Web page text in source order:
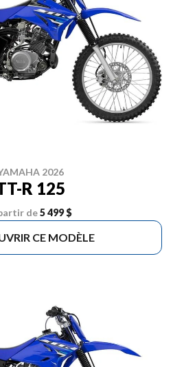
2026
R 125
de5 499 $
CE MODÈLE